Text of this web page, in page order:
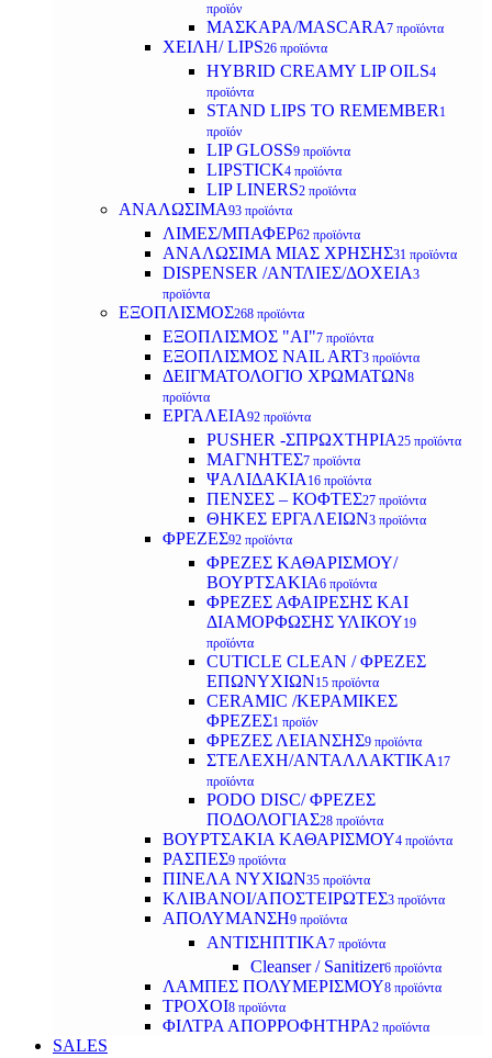
προϊόν
ΜΑΣΚΑΡΑ/MASCARA7 προϊόντα
ΧΕΙΛΗ/ LIPS26 προϊόντα
HYBRID CREAMY LIP OILS4
προϊόντα
STAND LIPS TO REMEMBER 1
προϊόν
LIP GLOSS9 προϊόντα
LIPSTICK4 προϊόντα
LIP LINERS2 προϊόντα
ΑΝΑΛΩΣΙΜΑ93 προϊόντα
ΛΙΜΕΣ/ΜΠΑΦΕΡ62 προϊόντα
ΑΝΑΛΩΣΙΜΑ ΜΙΑΣ ΧΡΗΣΗΣ31 προϊόντα
DISPENSER /ΑΝΤΛΙΕΣ/ΔΟΧΕΙΑ3
προϊόντα
ΕΞΟΠΛΙΣΜΟΣ268 προϊόντα
ΕΞΟΠΛΙΣΜΟΣ "AI"7 προϊόντα
ΕΞΟΠΛΙΣΜΟΣ NAIL ART3 προϊόντα
ΔΕΙΓΜΑΤΟΛΟΓΙΟ ΧΡΩΜΑΤΩΝ8
προϊόντα
ΕΡΓΑΛΕΙΑ92 προϊόντα
PUSHER -ΣΠΡΩΧΤΗΡΙΑ25 προϊόντα
ΜΑΓΝΗΤΕΣ7 προϊόντα
ΨΑΛΙΔΑΚΙΑ 16 προϊόντα
ΠΕΝΣΕΣ – ΚΟΦΤΕΣ27 προϊόντα
ΘΗΚΕΣ ΕΡΓΑΛΕΙΩΝ3 προϊόντα
ΦΡΕΖΕΣ92 προϊόντα
ΦΡΕΖΕΣ ΚΑΘΑΡΙΣΜΟΥ/
ΒΟΥΡΤΣΑΚΙΑ6 προϊόντα
ΦΡΕΖΕΣ ΑΦΑΙΡΕΣΗΣ ΚΑΙ
ΔΙΑΜΟΡΦΩΣΗΣ ΥΛΙΚΟΥ19
προϊόντα
CUTICLE CLEAN / ΦΡΕΖΕΣ
ΕΠΩΝΥΧΙΩΝ15 προϊόντα
CERAMIC /ΚΕΡΑΜΙΚΕΣ
ΦΡΕΖΕΣ1 προϊόν
ΦΡΕΖΕΣ ΛΕΙΑΝΣΗΣ9 προϊόντα
ΣΤΕΛΕΧΗ/ΑΝΤΑΛΛΑΚΤΙΚΑ 17
προϊόντα
PODO DISC/ ΦΡΕΖΕΣ
ΠΟΔΟΛΟΓΙΑΣ28 προϊόντα
ΒΟΥΡΤΣΑΚΙΑ ΚΑΘΑΡΙΣΜΟΥ4 προϊόντα
ΡΑΣΠΕΣ9 προϊόντα
ΠΙΝΕΛΑ ΝΥΧΙΩΝ35 προϊόντα
ΚΛΙΒΑΝΟΙ/ΑΠΟΣΤΕΙΡΩΤΕΣ3 προϊόντα
ΑΠΟΛΥΜΑΝΣΗ9 προϊόντα
ΑΝΤΙΣΗΠΤΙΚΑ7 προϊόντα
Cleanser / Sanitizer6 προϊόντα
ΛΑΜΠΕΣ ΠΟΛΥΜΕΡΙΣΜΟΥ8 προϊόντα
ΤΡΟΧΟΙ8 προϊόντα
ΦΙΛΤΡΑ ΑΠΟΡΡΟΦΗΤΗΡΑ2 προϊόντα
SALES